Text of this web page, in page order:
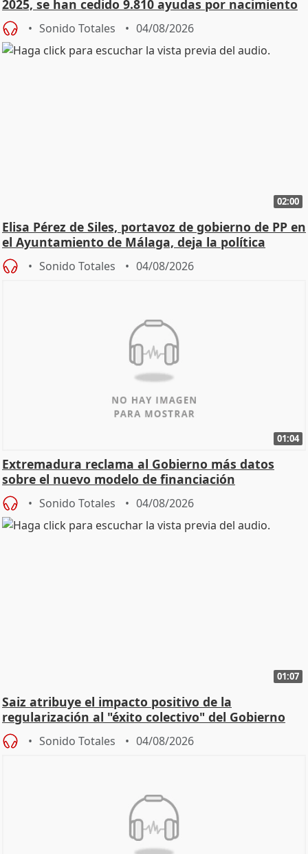
2025, se han cedido 9.810 ayudas por nacimiento
Sonido Totales 04/08/2026
02:00
Elisa Pérez de Siles, portavoz de gobierno de PP en
el Ayuntamiento de Málaga, deja la política
Sonido Totales 04/08/2026
01:04
Extremadura reclama al Gobierno más datos
sobre el nuevo modelo de financiación
Sonido Totales 04/08/2026
01:07
Saiz atribuye el impacto positivo de la
regularización al "éxito colectivo" del Gobierno
Sonido Totales 04/08/2026